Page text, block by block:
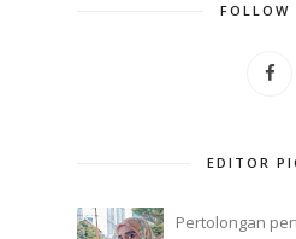
FOLLOW
EDITOR
Pertolongan